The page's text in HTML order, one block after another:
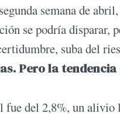
semana de
se podría disparar,
suba del
Pero la tendencia
del 2,8%, un alivio